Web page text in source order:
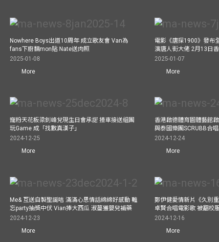
Nowhere Boys出道10周年 成立歌友會 Van為
fans下廚黐mon貼 Nate送肉照
2025-01-08
More
電影《唐探1900》發布
演唐人街大佬 2月13日
2025-01-07
More
寵粉天花板梁釗峰兌現生日會承諾 揸車接送組團
玩Game 成「找數真漢子」
2024-12-25
More
香港啟德體育園體藝館
與泰國樂團SCRUBB合
2024-12-24
More
Me& 互送自製聖誕咭 滿滿心思情話綿綿好感動 難
忘party抽獎中伏 Vian捧大西瓜 淑蔓獲嬰兒補藥
2024-12-23
More
鄭伊健愛情新片《久別
卓賢合唱電影歌 被翻校
2024-12-16
More